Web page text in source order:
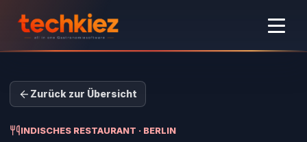
Zurück zur Übersicht
INDISCHES RESTAURANT · BERLIN